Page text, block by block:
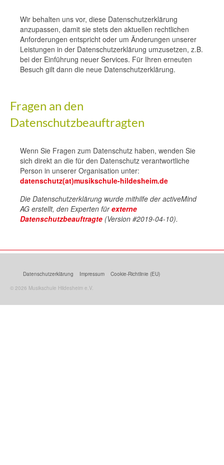
Wir behalten uns vor, diese Datenschutzerklärung
anzupassen, damit sie stets den aktuellen rechtlichen
Anforderungen entspricht oder um Änderungen unserer
Leistungen in der Datenschutzerklärung umzusetzen, z.B.
bei der Einführung neuer Services. Für Ihren erneuten
Besuch gilt dann die neue Datenschutzerklärung.
Fragen an den
Datenschutzbeauftragten
Wenn Sie Fragen zum Datenschutz haben, wenden Sie
sich direkt an die für den Datenschutz verantwortliche
Person in unserer Organisation unter:
datenschutz(at)musikschule-hildesheim.de
Die Datenschutzerklärung wurde mithilfe der activeMind
AG erstellt, den Experten fürexterne
Datenschutzbeauftragte (Version #2019-04-10).
Datenschutzerklärung Impressum
Cookie-Richtlinie (EU)
© 2026 Musikschule Hildesheim e.V.